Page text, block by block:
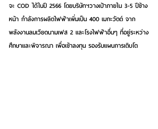
จะ COD ได้ในปี 2566 โดยบริษัทฯวางเป้าภายใน 3-5 ปีข้าง
หน้า กำลังการผลิตไฟฟ้าเพิ่มเป็น 400 เมกะวัตต์ จาก
พลังงานลมเวียดนามเฟส 2 และโรงไฟฟ้าอื่นๆ ที่อยู่ระหว่าง
ศึกษาและพิจารณา เพื่อเข้าลงทุน รองรับแผนการเติบโต